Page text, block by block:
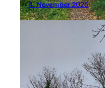
4. November 2025